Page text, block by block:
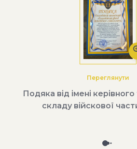
Переглянути
Подяка від імені
складу війскової